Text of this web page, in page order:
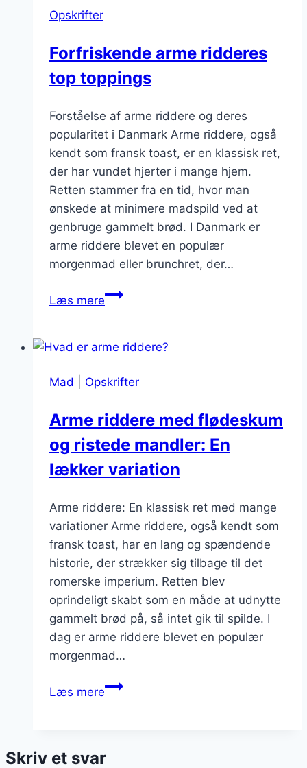
dag
Opskrifter
Forfriskende arme ridderes
top toppings
Forståelse af arme riddere og deres
popularitet i Danmark Arme riddere, også
kendt som fransk toast, er en klassisk ret,
der har vundet hjerter i mange hjem.
Retten stammer fra en tid, hvor man
ønskede at minimere madspild ved at
genbruge gammelt brød. I Danmark er
arme riddere blevet en populær
morgenmad eller brunchret, der…
Læs mereForfriskende
top
Mad
Opskrifter
Arme riddere med flødeskum
og ristede mandler: En
lækker variation
Arme riddere: En klassisk ret med mange
variationer Arme riddere, også kendt som
fransk toast, har en lang og spændende
historie, der strækker sig tilbage til det
romerske imperium. Retten blev
oprindeligt skabt som en måde at udnytte
gammelt brød på, så intet gik til spilde. I
dag er arme riddere blevet en populær
morgenmad…
Læs mereArme
og
Skriv et svar